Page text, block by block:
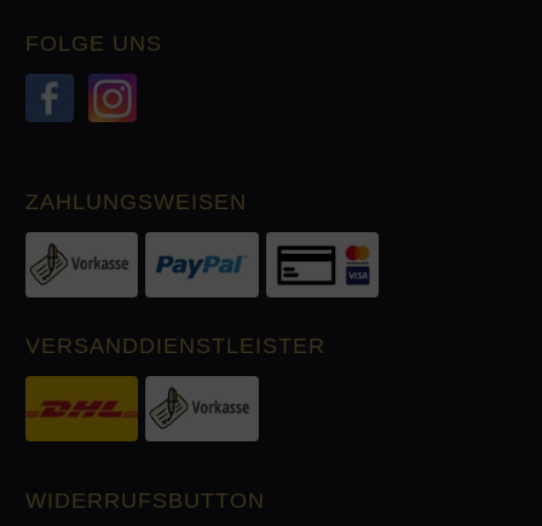
FOLGE UNS
ZAHLUNGSWEISEN
VERSANDDIENSTLEISTER
WIDERRUFSBUTTON